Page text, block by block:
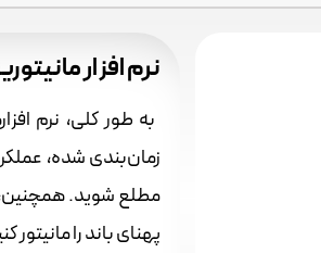
نرم افزار
به طور کلی، نرم
زمان‌بندی شده،
مطلع شوید. همچنین،
پهنای باند را